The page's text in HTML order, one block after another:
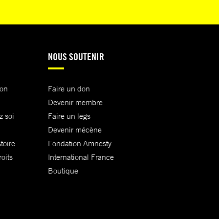
soi
NOUS SOUTENIR
Faire un don
Devenir membre
Faire un legs
Devenir mécène
Fondation Amnesty
International France
Boutique